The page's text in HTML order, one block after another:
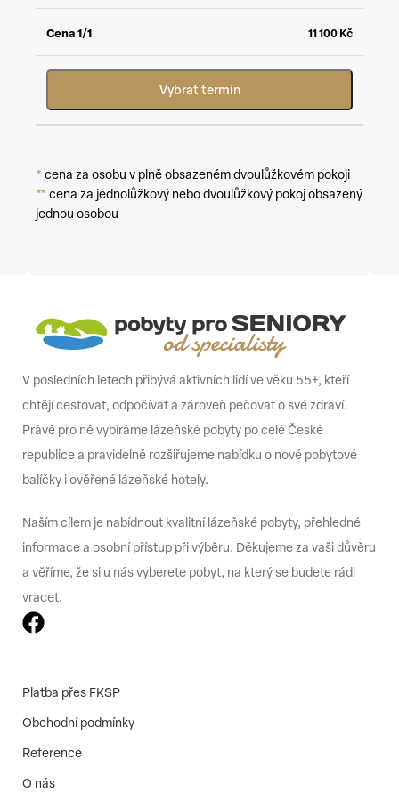
11 100 Kč
Vybrat termín
* cena za osobu v plně obsazeném dvoulůžkovém pokoji
** cena za jednolůžkový nebo dvoulůžkový pokoj obsazený
jednou osobou
V posledních letech přibývá aktivních lidí ve věku 55+, kteří
chtějí cestovat, odpočívat a zároveň pečovat o své zdraví.
Právě pro ně vybíráme lázeňské pobyty po celé České
republice a pravidelně rozšiřujeme nabídku o nové pobytové
balíčky i ověřené lázeňské hotely.
Naším cílem je nabídnout kvalitní lázeňské pobyty, přehledné
informace a osobní přístup při výběru. Děkujeme za vaši důvěru
a věříme, že si u nás vyberete pobyt, na který se budete rádi
vracet.
Platba přes FKSP
Obchodní podmínky
Reference
O nás